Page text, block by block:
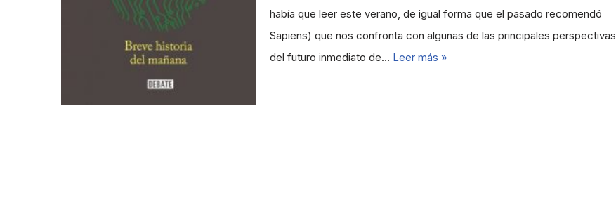
había que leer este verano, de igual forma que el pasado recomendó
Sapiens) que nos confronta con algunas de las principales perspectivas
del futuro inmediato de… Leer más »